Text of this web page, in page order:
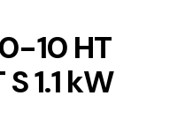
10 HT
1.1 kW